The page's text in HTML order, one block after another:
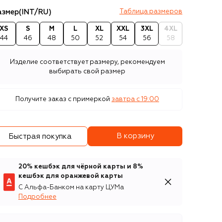
(INT/RU) Таблица размеров
XS
44
S
46
M
48
L
50
XL
52
XXL
54
3XL
56
4XL
58
Изделие соответствует размеру, рекомендуем
выбирать свой размер
Получите заказ с примеркой завтра c 19:00
Быстрая покупка В корзину
20% кешбэк для чёрной карты и 8%
кешбэк для оранжевой карты
С Альфа-Банком на карту ЦУМа
Подробнее